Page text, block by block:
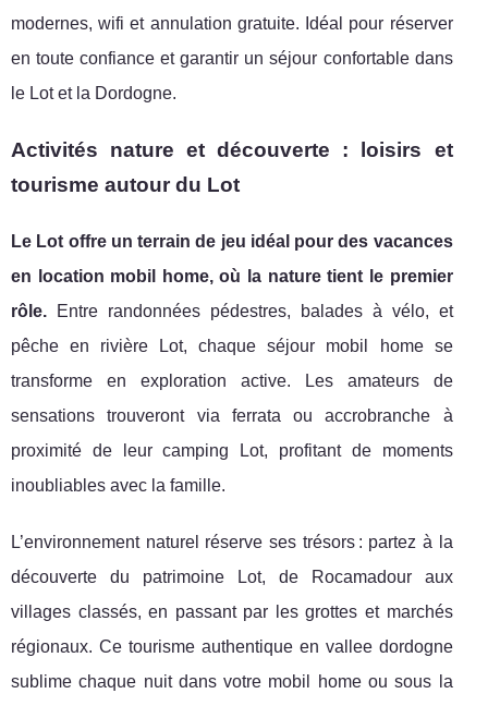
modernes, wifi et annulation gratuite. Idéal pour réserver
en toute confiance et garantir un séjour confortable dans
le Lot et la Dordogne.
Activités nature et découverte : loisirs et
tourisme autour du Lot
Le Lot offre un terrain de jeu idéal pour des vacances
en location mobil home, où la nature tient le premier
rôle. Entre randonnées pédestres, balades à vélo, et
pêche en rivière Lot, chaque séjour mobil home se
transforme en exploration active. Les amateurs de
sensations trouveront via ferrata ou accrobranche à
proximité de leur camping Lot, profitant de moments
inoubliables avec la famille.
L’environnement naturel réserve ses trésors : partez à la
découverte du patrimoine Lot, de Rocamadour aux
villages classés, en passant par les grottes et marchés
régionaux. Ce tourisme authentique en vallee dordogne
sublime chaque nuit dans votre mobil home ou sous la